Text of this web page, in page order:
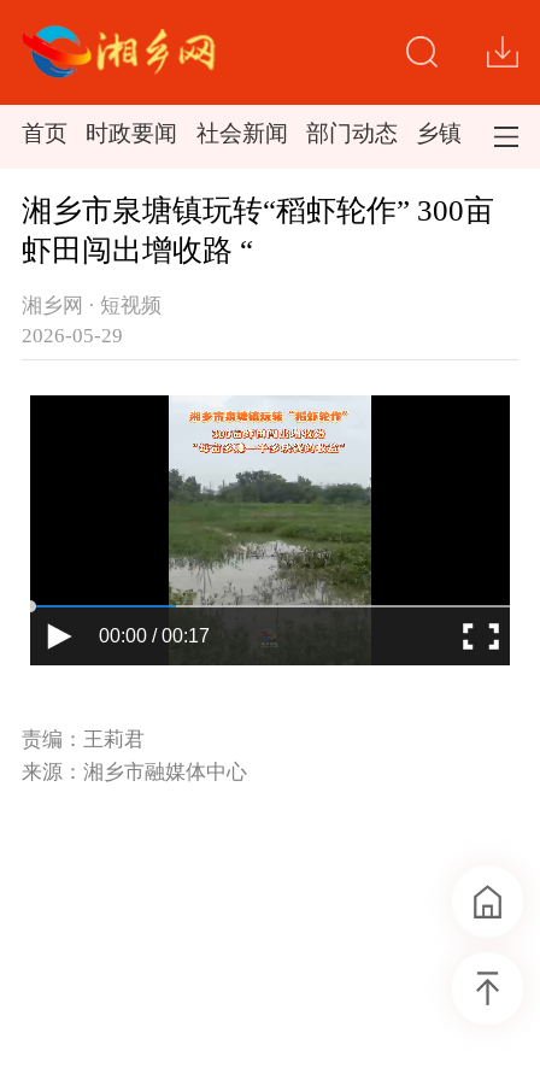
首页 时政要闻 社会新闻 部门动态 乡镇新闻
湘乡市泉塘镇玩转“稻虾轮作” 300亩
虾田闯出增收路 “
湘乡网 · 短视频
2026-05-29
00:00 / 00:17
责编：王莉君
来源：湘乡市融媒体中心